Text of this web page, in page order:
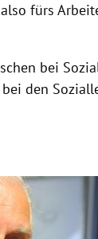
fürs
bei
den